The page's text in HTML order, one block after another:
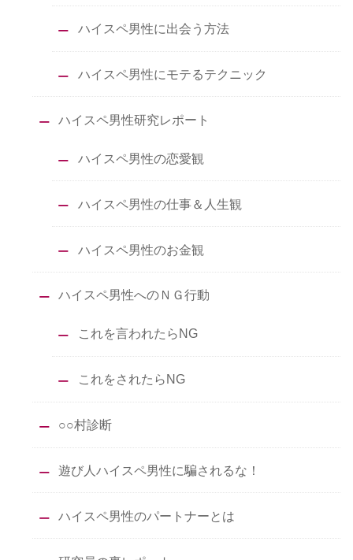
ハイスペ男性に出会う方法
ハイスペ男性にモテるテクニック
ハイスペ男性研究レポート
ハイスペ男性の恋愛観
ハイスペ男性の仕事＆人生観
ハイスペ男性のお金観
ハイスペ男性へのＮＧ行動
これを言われたらNG
これをされたらNG
○○村診断
遊び人ハイスペ男性に騙されるな！
ハイスペ男性のパートナーとは